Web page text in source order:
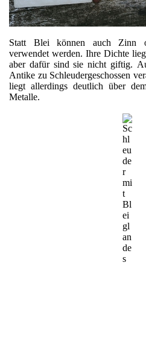
Statt Blei können auch Zinn
verwendet werden. Ihre Dichte
aber dafür sind sie nicht giftig.
Antike zu Schleudergeschossen
liegt allerdings deutlich über
Metalle.